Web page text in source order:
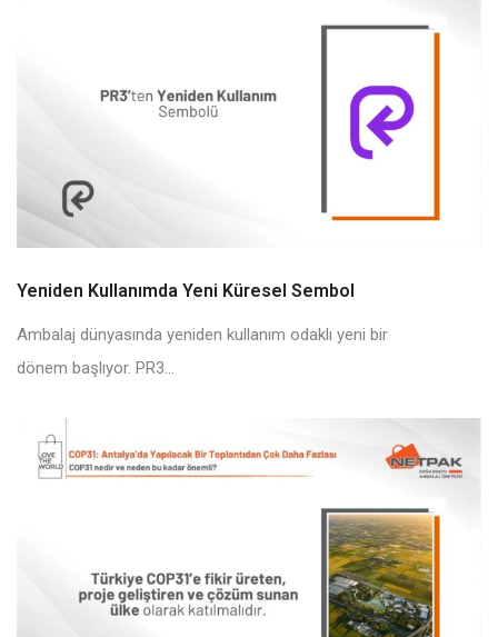
Yeniden Kullanımda Yeni Küresel Sembol
Ambalaj dünyasında yeniden kullanım odaklı yeni bir
dönem başlıyor. PR3...